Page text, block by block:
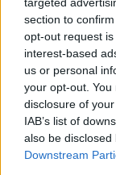
section to
opt-out request
interest-based
us or personal
your opt-out.
disclosure of
IAB’s list of
also be
Downstream
Alpha Bank: Για
πύλες του σε όλους
ESG Report 2025: